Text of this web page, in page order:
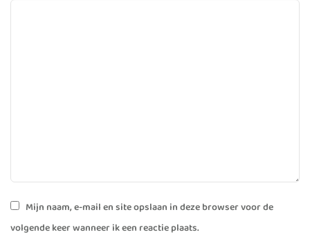
Mijn naam, e-mail en site opslaan in deze browser voor de
volgende keer wanneer ik een reactie plaats.